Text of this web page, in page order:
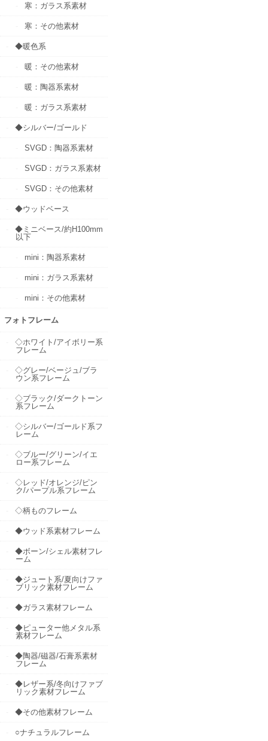
寒：ガラス系素材
寒：その他素材
◆暖色系
暖：その他素材
暖：陶器系素材
暖：ガラス系素材
◆シルバー/ゴールド
SVGD：陶器系素材
SVGD：ガラス系素材
SVGD：その他素材
◆ウッドベース
◆ミニベース/約H100mm
以下
mini：陶器系素材
mini：ガラス系素材
mini：その他素材
フォトフレーム
◇ホワイト/アイボリー系
フレーム
◇グレー/ベージュ/ブラ
ウン系フレーム
◇ブラック/ダークトーン
系フレーム
◇シルバー/ゴールド系フ
レーム
◇ブルー/グリーン/イエ
ロー系フレーム
◇レッド/オレンジ/ピン
ク/パープル系フレーム
◇柄ものフレーム
◆ウッド系素材フレーム
◆ボーン/シェル素材フレ
ーム
◆ジュート系/夏向けファ
ブリック素材フレーム
◆ガラス素材フレーム
◆ピューター他メタル系
素材フレーム
◆陶器/磁器/石膏系素材
フレーム
◆レザー系/冬向けファブ
リック素材フレーム
◆その他素材フレーム
○ナチュラルフレーム